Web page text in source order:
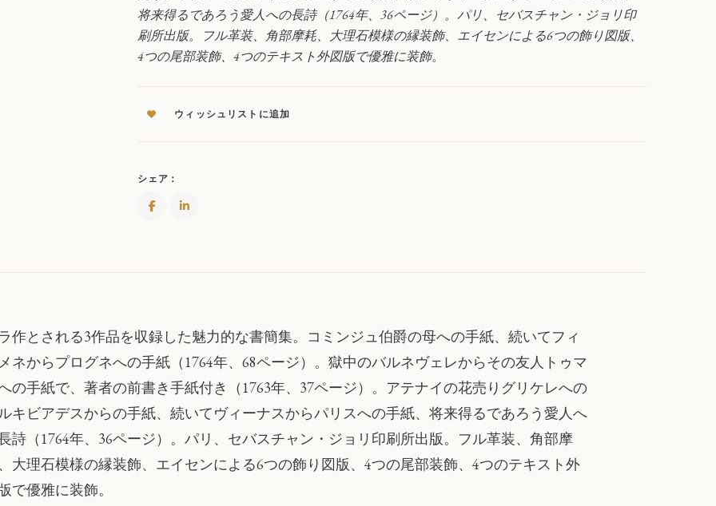
将来得るであろう愛人への長詩（1764年、36ページ）。パリ、セバスチャン・ジョリ印
刷所出版。フル革装、角部摩耗、大理石模様の縁装飾、エイセンによる6つの飾り図版、
4つの尾部装飾、4つのテキスト外図版で優雅に装飾。
ウィッシュリストに追加
シェア：
作とされる3作品を収録した魅力的な書簡集。コミンジュ伯爵の母への手紙、続いてフィ
ネからプログネへの手紙（1764年、68ページ）。獄中のバルネヴェレからその友人トゥマ
の手紙で、著者の前書き手紙付き（1763年、37ページ）。アテナイの花売りグリケレへの
キビアデスからの手紙、続いてヴィーナスからパリスへの手紙、将来得るであろう愛人へ
詩（1764年、36ページ）。パリ、セバスチャン・ジョリ印刷所出版。フル革装、角部摩
大理石模様の縁装飾、エイセンによる6つの飾り図版、4つの尾部装飾、4つのテキスト外
で優雅に装飾。